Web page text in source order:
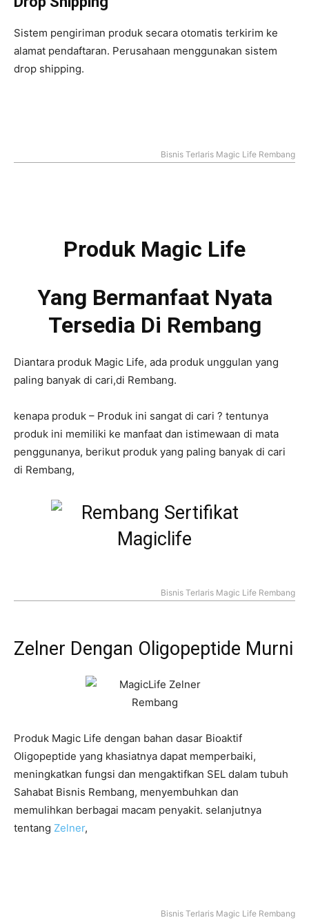
Sistem pengiriman produk secara otomatis terkirim ke
alamat pendaftaran. Perusahaan menggunakan sistem
drop shipping.
Bisnis Terlaris Magic Life Rembang
Produk Magic Life
Yang Bermanfaat Nyata
Tersedia Di Rembang
Diantara produk Magic Life, ada produk unggulan yang
paling banyak di cari,di Rembang.
kenapa produk – Produk ini sangat di cari ? tentunya
produk ini memiliki ke manfaat dan istimewaan di mata
penggunanya, berikut produk yang paling banyak di cari
di Rembang,
Bisnis Terlaris Magic Life Rembang
Zelner Dengan Oligopeptide Murni
Produk Magic Life dengan bahan dasar Bioaktif
Oligopeptide yang khasiatnya dapat memperbaiki,
meningkatkan fungsi dan mengaktifkan SEL dalam tubuh
Sahabat Bisnis Rembang, menyembuhkan dan
memulihkan berbagai macam penyakit. selanjutnya
tentang Zelner,
Bisnis Terlaris Magic Life Rembang